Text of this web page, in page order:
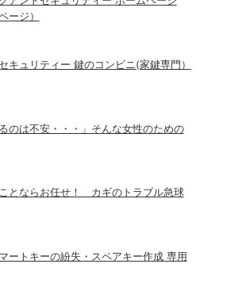
ージ）
キュリティー 鍵のコンビニ(家鍵専門）
のは不安・・・」そんな女性のための
とならお任せ！ カギのトラブル急球
ートキーの紛失・スペアキー作成 専用